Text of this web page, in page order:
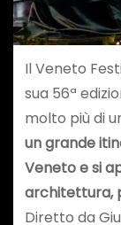
Il Veneto
sua 56ª
molto più di
un grande
Veneto e si
architettura,
Diretto da